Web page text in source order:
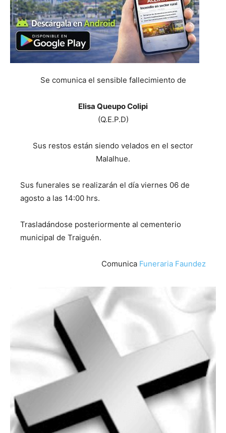
Se comunica el sensible fallecimiento de
Elisa Queupo Colipi
(Q.E.P.D)
Sus restos están siendo velados en el sector
Malalhue.
Sus funerales se realizarán el día viernes 06 de
agosto a las 14:00 hrs.
Trasladándose posteriormente al cementerio
municipal de Traiguén.
Comunica Funeraria Faundez